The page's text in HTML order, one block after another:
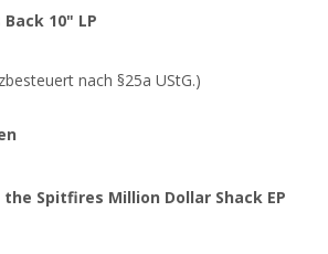
10" LP
nach §25a UStG.)
Spitfires Million Dollar Shack EP